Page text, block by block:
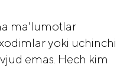
ma'lumotlar
yoki uchinchi
emas. Hech kim